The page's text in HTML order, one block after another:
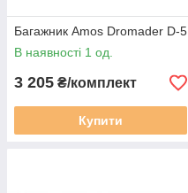
Багажник Amos Dromader D-5
В наявності 1 од.
3 205 ₴/комплект
Купити